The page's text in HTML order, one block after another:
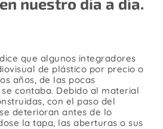
que algunos integradores
de plástico por precio o
años, de las pocas
contaba. Debido al material
con el paso del
deterioran antes de lo
la tapa, las aberturas o sus